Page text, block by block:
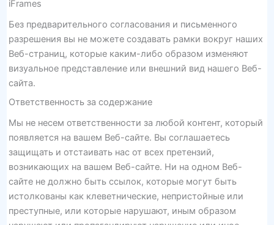
iFrames
Без предварительного согласования и письменного
разрешения вы не можете создавать рамки вокруг наших
Веб-страниц, которые каким-либо образом изменяют
визуальное представление или внешний вид нашего Веб-
сайта.
Ответственность за содержание
Мы не несем ответственности за любой контент, который
появляется на вашем Веб-сайте. Вы соглашаетесь
защищать и отстаивать нас от всех претензий,
возникающих на вашем Веб-сайте. Ни на одном Веб-
сайте не должно быть ссылок, которые могут быть
истолкованы как клеветнические, непристойные или
преступные, или которые нарушают, иным образом